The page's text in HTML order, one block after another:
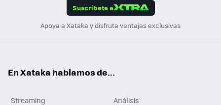
Suscríbete a
Apoya a Xataka y disfruta ventajas exclusivas
En Xataka hablamos de...
Streaming
Análisis